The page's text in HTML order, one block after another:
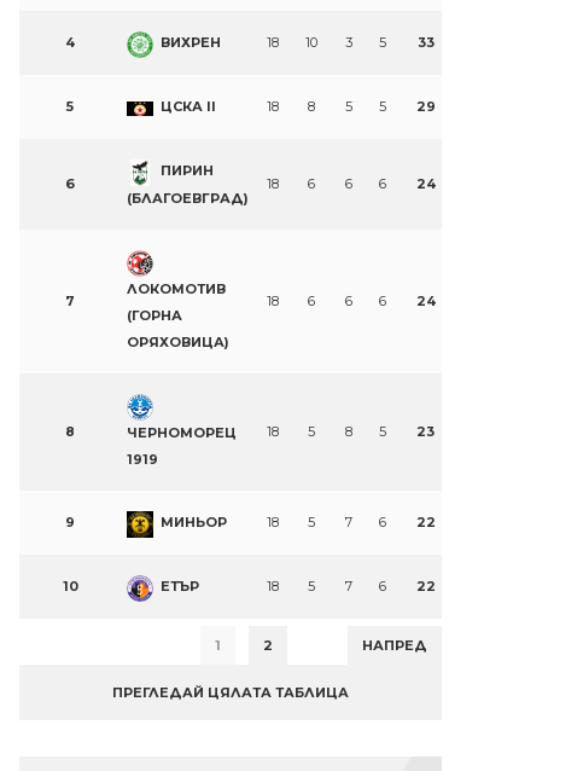
4 ВИХРЕН 18 10 3 5 33
5 ЦСКА II 18 8 5 5 29
6
ПИРИН
(БЛАГОЕВГРАД)
18 6 6 6 24
7
ЛОКОМОТИВ
(ГОРНА
ОРЯХОВИЦА)
18 6 6 6 24
8
ЧЕРНОМОРЕЦ
1919
18 5 8 5 23
9 МИНЬОР 18 5 7 6 22
10 ЕТЪР 18 5 7 6 22
1 2 НАПРЕД
ПРЕГЛЕДАЙ ЦЯЛАТА ТАБЛИЦА